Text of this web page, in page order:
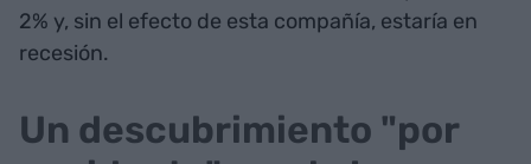
2% y, sin el efecto de esta compañía, estaría en
recesión.
Un descubrimiento "por